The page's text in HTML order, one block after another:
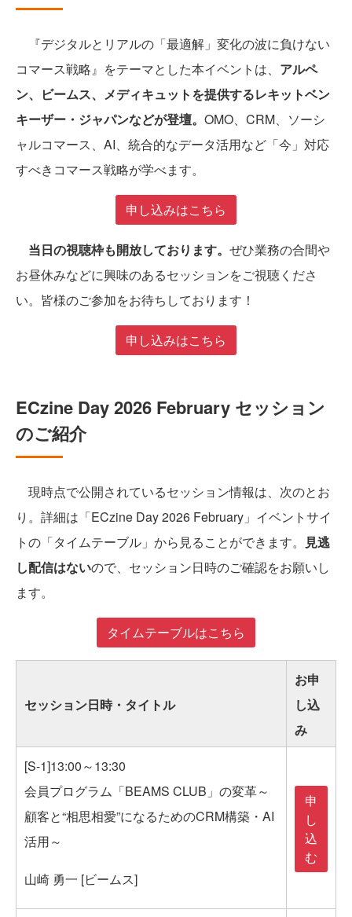
『デジタルとリアルの「最適解」変化の波に負けない
コマース戦略』をテーマとした本イベントは、 アルペ
ン、ビームス、メディキュットを提供するレキットベン
キーザー・ジャパンなどが登壇。 OMO、CRM、ソーシ
ャルコマース、AI、統合的なデータ活用など「今」対応
すべきコマース戦略が学べます。
申し込みはこちら
当日の視聴枠も開放しております。 ぜひ業務の合間や
お昼休みなどに興味のあるセッションをご視聴くださ
い。皆様のご参加をお待ちしております！
申し込みはこちら
ECzine Day 2026 February セッション
のご紹介
現時点で公開されているセッション情報は、次のとお
り。詳細は「ECzine Day 2026 February」イベントサイ
トの「タイムテーブル」から見ることができます。
見逃
し配信はないので、セッション日時のご確認をお願いし
ます。
タイムテーブルはこちら
セッション日時・タイトル
お申
し込
み
[S-1]13:00～13:30
会員プログラム「BEAMS CLUB」の変革～
顧客と“相思相愛”になるためのCRM構築・AI
活用～
山崎 勇一 [ビームス]
申
し
込
む